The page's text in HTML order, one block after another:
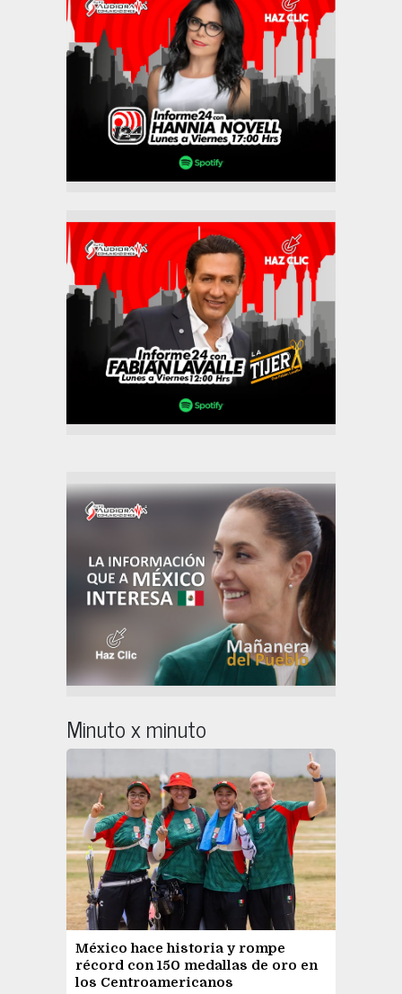
Minuto x minuto
México hace historia y rompe
récord con 150 medallas de oro en
los Centroamericanos